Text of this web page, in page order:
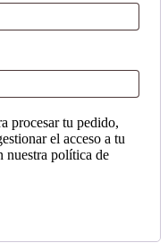
procesar tu pedido,
el acceso a tu
nuestra política de